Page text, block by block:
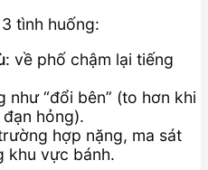
tình huống:
: về phố chậm lại tiếng
như “đổi bên” (to hơn khi
hỏng).
hợp nặng, ma sát
khu vực bánh.